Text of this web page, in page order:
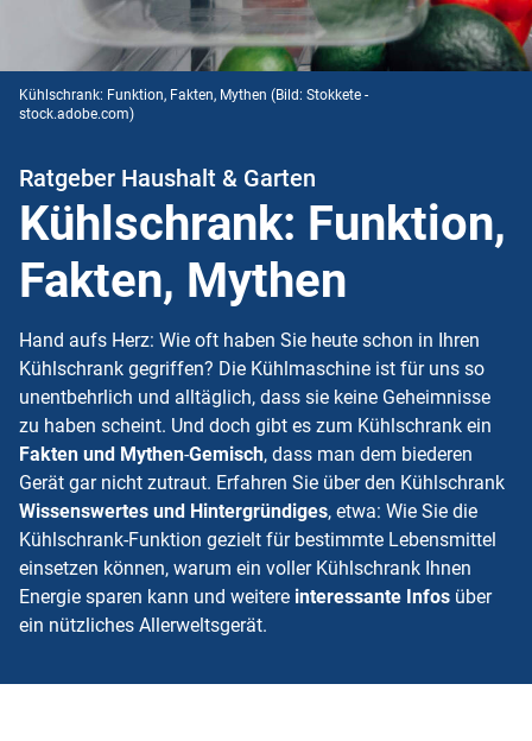
Kühlschrank: Funktion, Fakten, Mythen (Bild: Stokkete -
stock.adobe.com)
Ratgeber Haushalt & Garten
Kühlschrank: Funktion,
Fakten, Mythen
Hand aufs Herz: Wie oft haben Sie heute schon in Ihren
Kühlschrank gegriffen? Die Kühlmaschine ist für uns so
unentbehrlich und alltäglich, dass sie keine Geheimnisse
zu haben scheint. Und doch gibt es zum Kühlschrank ein
Fakten und Mythen-Gemisch, dass man dem biederen
Gerät gar nicht zutraut. Erfahren Sie über den Kühlschrank
Wissenswertes und Hintergründiges, etwa: Wie Sie die
Kühlschrank-Funktion gezielt für bestimmte Lebensmittel
einsetzen können, warum ein voller Kühlschrank Ihnen
Energie sparen kann und weitere interessante Infos über
ein nützliches Allerweltsgerät.